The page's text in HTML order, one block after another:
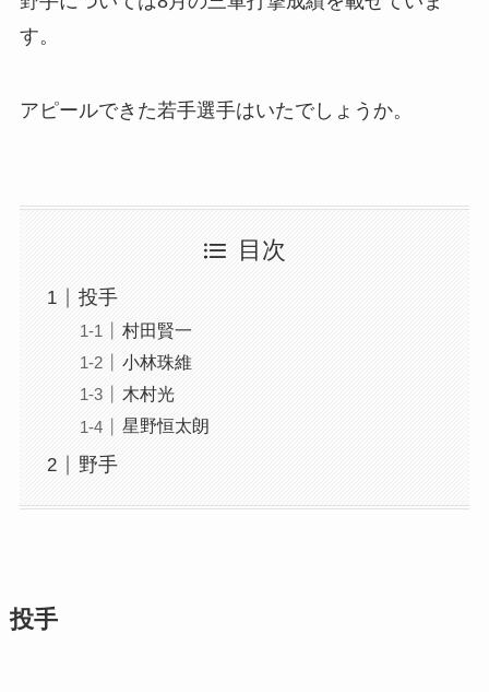
す。
アピールできた若手選手はいたでしょうか。
目次
投手
村田賢一
小林珠維
木村光
星野恒太朗
野手
投手